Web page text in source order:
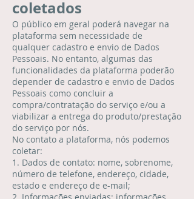
coletados
O público em geral poderá navegar na
plataforma sem necessidade de
qualquer cadastro e envio de Dados
Pessoais. No entanto, algumas das
funcionalidades da plataforma poderão
depender de cadastro e envio de Dados
Pessoais como concluir a
compra/contratação do serviço e/ou a
viabilizar a entrega do produto/prestação
do serviço por nós.
No contato a plataforma, nós podemos
coletar:
1. Dados de contato: nome, sobrenome,
número de telefone, endereço, cidade,
estado e endereço de e-mail;